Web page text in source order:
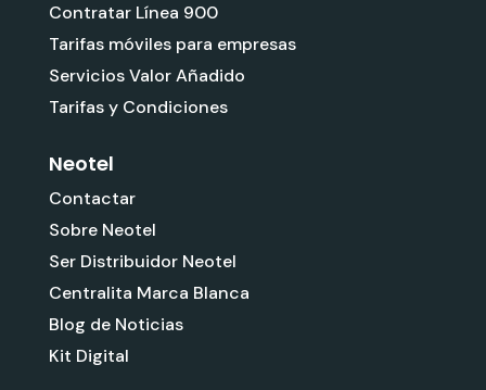
Contratar Línea 900
Tarifas móviles para empresas
Servicios Valor Añadido
Tarifas y Condiciones
Neotel
Contactar
Sobre Neotel
Ser Distribuidor Neotel
Centralita Marca Blanca
Blog de Noticias
Kit Digital